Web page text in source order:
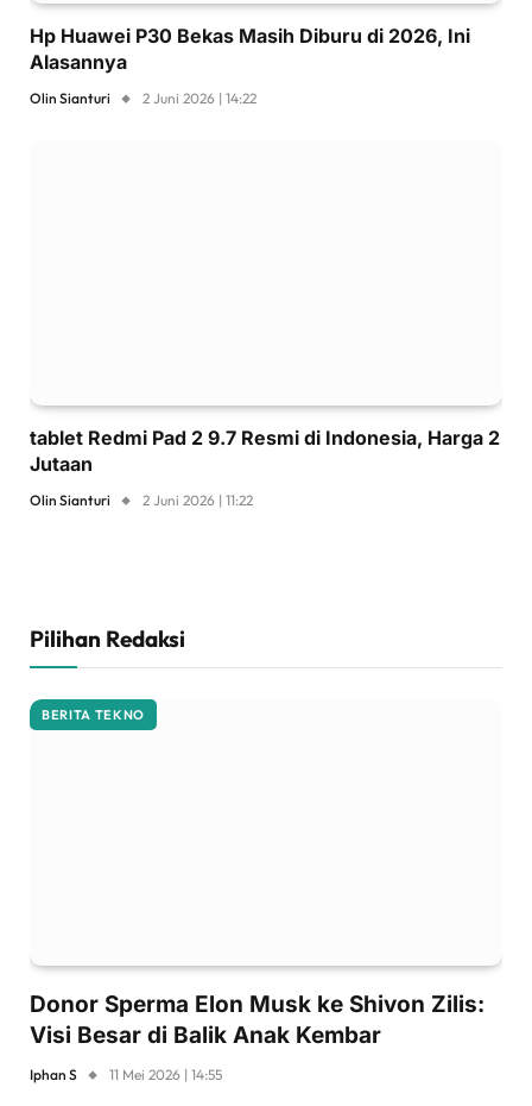
Hp Huawei P30 Bekas Masih Diburu di 2026, Ini
Alasannya
Olin Sianturi 2 Juni 2026 | 14:22
tablet Redmi Pad 2 9.7 Resmi di Indonesia, Harga 2
Jutaan
Olin Sianturi 2 Juni 2026 | 11:22
Pilihan Redaksi
BERITA TEKNO
Donor Sperma Elon Musk ke Shivon Zilis:
Visi Besar di Balik Anak Kembar
Iphan S 11 Mei 2026 | 14:55